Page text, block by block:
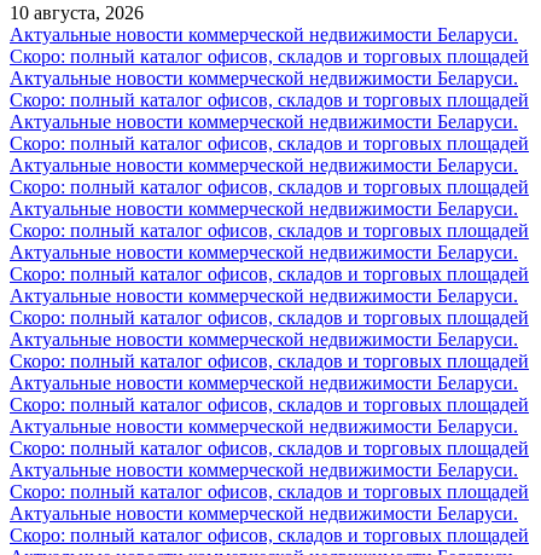
10 августа, 2026
Актуальные новости коммерческой недвижимости Беларуси.
Скоро: полный каталог офисов, складов и торговых площадей
Актуальные новости коммерческой недвижимости Беларуси.
Скоро: полный каталог офисов, складов и торговых площадей
Актуальные новости коммерческой недвижимости Беларуси.
Скоро: полный каталог офисов, складов и торговых площадей
Актуальные новости коммерческой недвижимости Беларуси.
Скоро: полный каталог офисов, складов и торговых площадей
Актуальные новости коммерческой недвижимости Беларуси.
Скоро: полный каталог офисов, складов и торговых площадей
Актуальные новости коммерческой недвижимости Беларуси.
Скоро: полный каталог офисов, складов и торговых площадей
Актуальные новости коммерческой недвижимости Беларуси.
Скоро: полный каталог офисов, складов и торговых площадей
Актуальные новости коммерческой недвижимости Беларуси.
Скоро: полный каталог офисов, складов и торговых площадей
Актуальные новости коммерческой недвижимости Беларуси.
Скоро: полный каталог офисов, складов и торговых площадей
Актуальные новости коммерческой недвижимости Беларуси.
Скоро: полный каталог офисов, складов и торговых площадей
Актуальные новости коммерческой недвижимости Беларуси.
Скоро: полный каталог офисов, складов и торговых площадей
Актуальные новости коммерческой недвижимости Беларуси.
Скоро: полный каталог офисов, складов и торговых площадей